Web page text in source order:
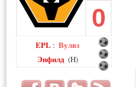
0
EPL : Вулвз
Энфилд (H)